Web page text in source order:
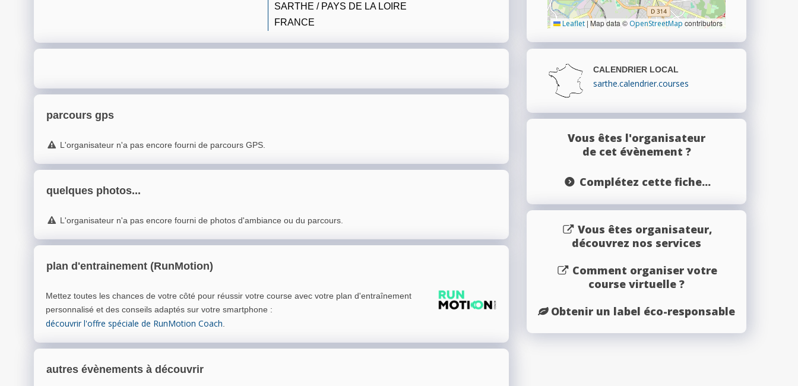
SARTHE / PAYS DE LA LOIRE
FRANCE
parcours gps
L'organisateur n'a pas encore fourni de parcours GPS.
quelques photos...
L'organisateur n'a pas encore fourni de photos d'ambiance ou du parcours.
plan d'entrainement (RunMotion)
Mettez toutes les chances de votre côté pour réussir votre course avec votre plan d'entraînement
personnalisé et des conseils adaptés sur votre smartphone :
découvrir l'offre spéciale de RunMotion Coach.
autres évènements à découvrir
Leaflet | Map data © OpenStreetMap contributors
CALENDRIER LOCAL
sarthe.calendrier.courses
Vous êtes l'organisateur
de cet évènement ?
Complétez cette fiche...
Vous êtes organisateur,
découvrez nos services
Comment organiser votre
course virtuelle ?
Obtenir un label éco-responsable